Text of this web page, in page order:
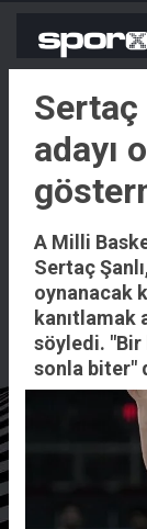
Sertaç
adayı
A Milli
Sertaç
oynanacak
kanıtlamak
söyledi. "Bir
sonla biter"